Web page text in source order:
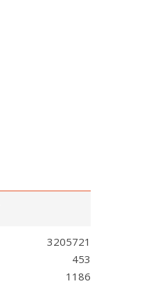
3205721
453
1186